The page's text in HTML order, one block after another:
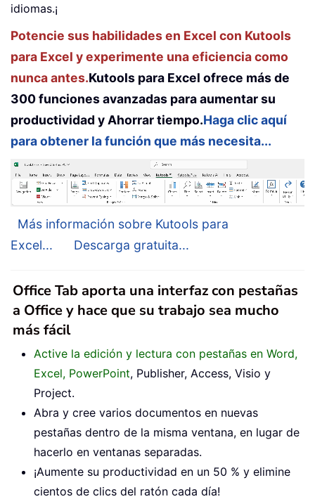
idiomas.¡
Potencie sus habilidades en Excel con Kutools
para Excel y experimente una eficiencia como
nunca antes.Kutools para Excel ofrece más de
300 funciones avanzadas para aumentar su
productividad y Ahorrar tiempo.Haga clic aquí
para obtener la función que más necesita...
Más información sobre Kutools para
Excel...
Descarga gratuita...
Office Tab aporta una interfaz con pestañas
a Office y hace que su trabajo sea mucho
más fácil
Active la edición y lectura con pestañas en Word,
Excel, PowerPoint, Publisher, Access, Visio y
Project.
Abra y cree varios documentos en nuevas
pestañas dentro de la misma ventana, en lugar de
hacerlo en ventanas separadas.
¡Aumente su productividad en un 50 % y elimine
cientos de clics del ratón cada día!